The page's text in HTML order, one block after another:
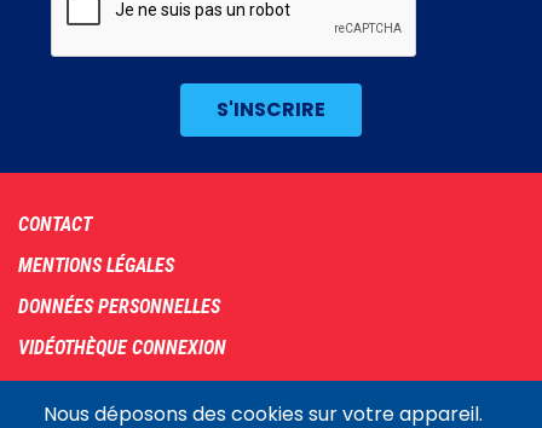
Nous déposons des cookies sur votre appareil.
Footer
menu
CONTACT
MENTIONS LÉGALES
DONNÉES PERSONNELLES
VIDÉOTHÈQUE CONNEXION